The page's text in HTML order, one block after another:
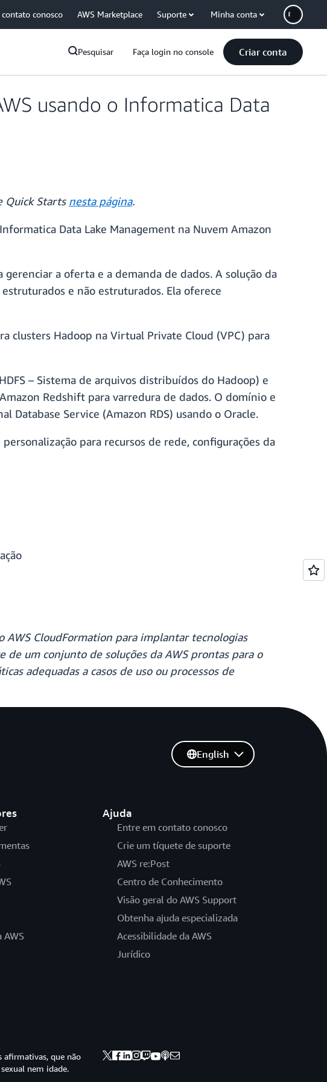
conosco AWS Marketplace Suporte Minha conta
Pesquisar Faça login no console Criar conta
usando o Informatica Data
Quick Starts nesta página.
Data Lake Management na Nuvem Amazon
a oferta e a demanda de dados. A solução da
e não estruturados. Ela oferece
clusters Hadoop na Virtual Private Cloud (VPC) para
– Sistema de arquivos distribuídos do Hadoop) e
Redshift para varredura de dados. O domínio e
Database Service (Amazon RDS) usando o Oracle.
para recursos de rede, configurações da
AWS CloudFormation para implantar tecnologias
de um conjunto de soluções da AWS prontas para o
adequadas a casos de uso ou processos de
AWS
Ajuda
Entre em contato conosco
Crie um tíquete de suporte
AWS re:Post
Centro de Conhecimento
Visão geral do AWS Support
Obtenha ajuda especializada
Acessibilidade da AWS
Jurídico
English
afirmativas, que não
nem idade.